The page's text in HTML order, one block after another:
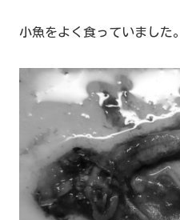
小魚をよく食っていました。